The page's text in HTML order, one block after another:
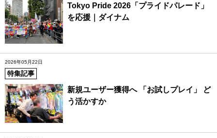
Tokyo Pride 2026「プライドパレード」
を応援｜ダイナム
2026年05月22日
特集記事
新規ユーザー獲得へ 「お試しプレイ」 ど
う活かすか